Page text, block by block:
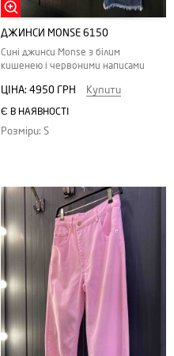
ДЖИНСИ MONSE 6150
Сині джинси Monse з білим
кишенею і червоними написами
ЦІНА: 4950 ГРН Купити
Є В НАЯВНОСТІ
Розміри: S